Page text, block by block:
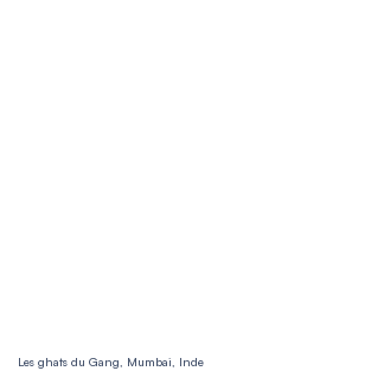
Les ghats du Gang, Mumbai, Inde